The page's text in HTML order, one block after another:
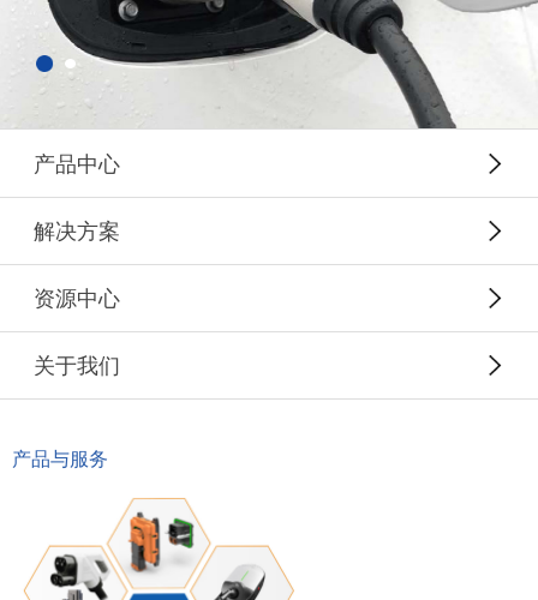
产品中心
解决方案
资源中心
关于我们
产品与服务